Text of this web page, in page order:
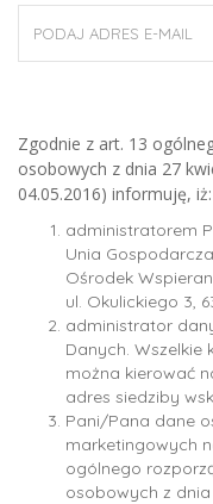
Zgodnie z art. 13
osobowych z dnia 27
04.05.2016) informuję, iż:
administratorem
Unia
Ośrodek
ul. Okulickiego 3,
administrator
Danych.
można kierować
adres siedziby
Pani/Pana dane
marketingowych
ogólnego
osobowych z dnia